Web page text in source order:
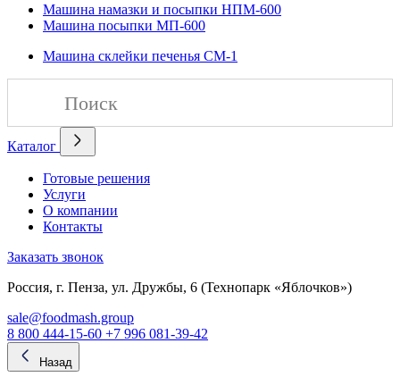
Машина намазки и посыпки НПМ-600
Машина посыпки МП-600
Машина склейки печенья СМ-1
Каталог
Готовые решения
Услуги
О компании
Контакты
Заказать звонок
Россия, г. Пенза, ул. Дружбы, 6 (Технопарк «Яблочков»)
sale@foodmash.group
8 800 444-15-60 +7 996 081-39-42
Назад